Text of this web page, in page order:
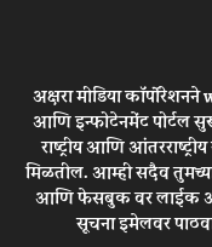
अक्षरा मीडिया
आणि इन्फोटेनमेंट पोर्टल
राष्ट्रीय आणि
मिळतील. आम्ही सदैव
आणि फेसबुक वर लाईक
सूचना इमेलवर